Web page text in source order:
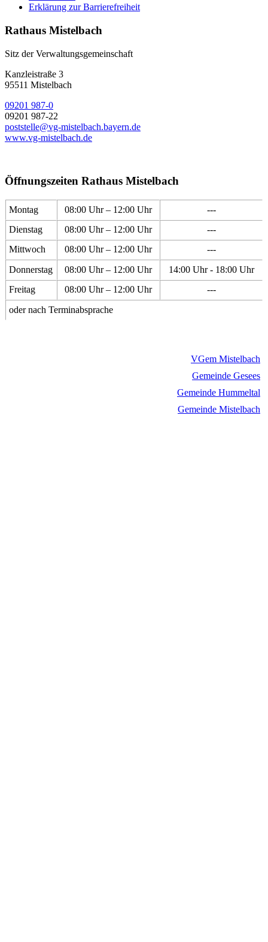
Erklärung zur Barrierefreiheit
Rathaus Mistelbach
Sitz der Verwaltungsgemeinschaft
Kanzleistraße 3
95511 Mistelbach
09201 987-0
09201 987-22
poststelle@vg-mistelbach.bayern.de
www.vg-mistelbach.de
Öffnungszeiten Rathaus Mistelbach
Montag 08:00 Uhr – 12:00 Uhr
---
Dienstag
08:00 Uhr – 12:00 Uhr
---
Mittwoch
08:00 Uhr – 12:00 Uhr
---
Donnerstag
08:00 Uhr – 12:00 Uhr
14:00 Uhr - 18:00 Uhr
Freitag
08:00 Uhr – 12:00 Uhr
---
oder nach Terminabsprache
VGem Mistelbach
Gemeinde Gesees
Gemeinde Hummeltal
Gemeinde Mistelbach